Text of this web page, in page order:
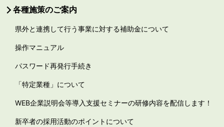
各種施策のご案内
県外と連携して行う事業に対する補助金について
操作マニュアル
パスワード再発行手続き
「特定業種」について
WEB企業説明会等導入支援セミナーの研修内容を配信します！
新卒者の採用活動のポイントについて